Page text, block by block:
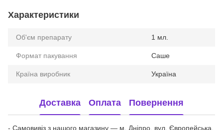
Характеристики
Об'єм препарату 1 мл.
Формат пакування Саше
Країна виробник Україна
Доставка Оплата Повернення
- Самовивіз з нашого магазину — м. Дніпро, вул. Європейська,